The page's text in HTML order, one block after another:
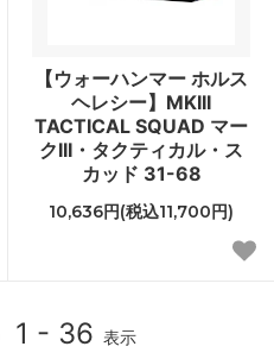
【ウォーハンマー ホルス
ヘレシー】MKIII
TACTICAL SQUAD マー
クIII・タクティカル・ス
カッド 31-68
10,636円(税込11,700円)
1 - 36 表示